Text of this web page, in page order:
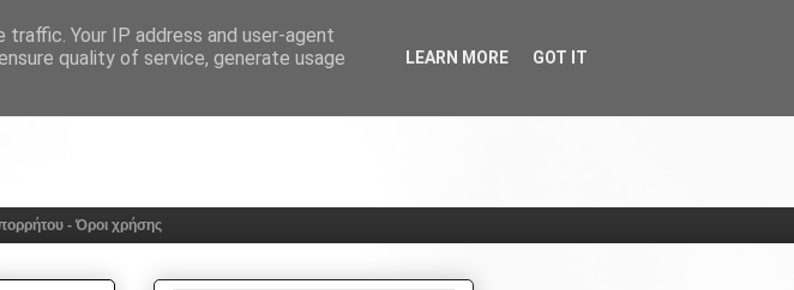
- Όροι χρήσης
Your IP address and user-agent
quality of service, generate usage
LEARN MORE GOT IT